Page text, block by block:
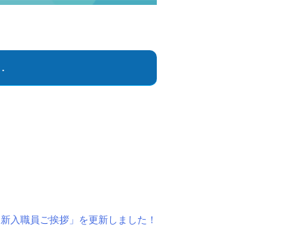
入職員ご挨拶」を更新しました！